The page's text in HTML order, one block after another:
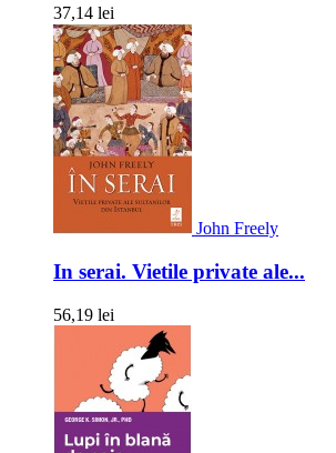
37,14 lei
John Freely
In serai. Vietile private ale...
56,19 lei